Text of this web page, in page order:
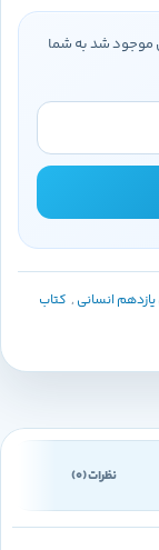
موجود شد به شما
انسانی , کتاب
نظرات (0)